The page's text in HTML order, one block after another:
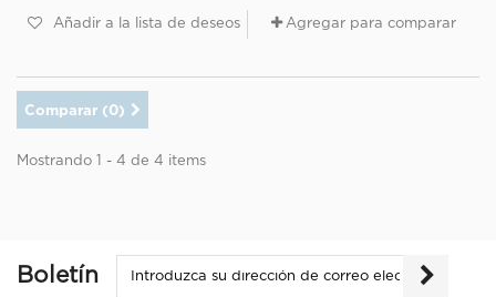
Añadir a la lista de deseos Agregar para comparar
Comparar (0)
Mostrando 1 - 4 de 4 items
Boletín